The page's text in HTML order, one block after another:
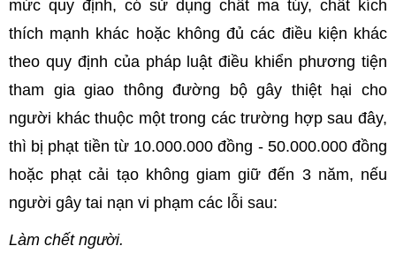
mức quy định, có sử dụng chất ma túy, chất kích
thích mạnh khác hoặc không đủ các điều kiện khác
theo quy định của pháp luật điều khiển phương tiện
tham gia giao thông đường bộ gây thiệt hại cho
người khác thuộc một trong các trường hợp sau đây,
thì bị phạt tiền từ 10.000.000 đồng - 50.000.000 đồng
hoặc phạt cải tạo không giam giữ đến 3 năm, nếu
người gây tai nạn vi phạm các lỗi sau:
Làm chết người.